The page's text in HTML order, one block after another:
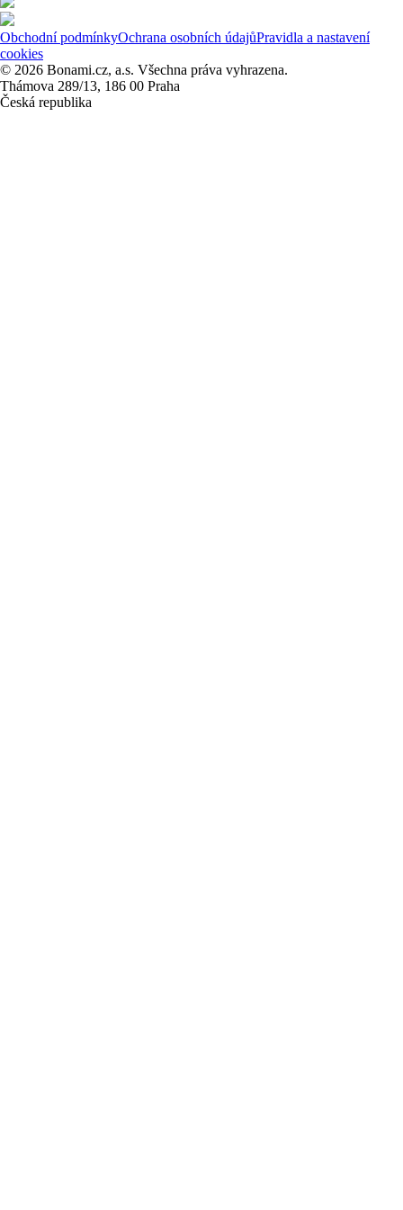
Obchodní podmínkyOchrana osobních údajůPravidla a nastavení
cookies
© 2026 Bonami.cz, a.s. Všechna práva vyhrazena.
Thámova 289/13, 186 00 Praha
Česká republika